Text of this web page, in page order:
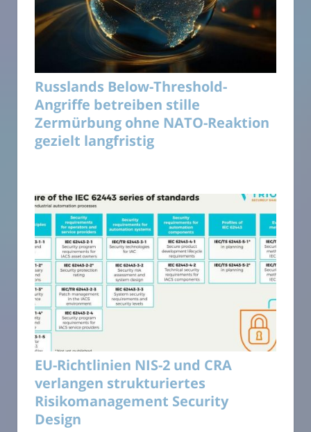
Russlands Below-Threshold-
Angriffe betreiben stille
Zermürbung ohne NATO-Reaktion
gezielt langfristig
EU-Richtlinien NIS-2 und CRA
verlangen strukturiertes
Risikomanagement Security
Design